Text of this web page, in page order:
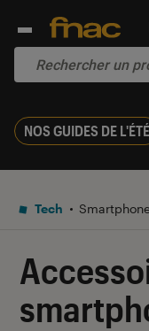
NOS GUIDES DE L'ÉTÉ
Tech